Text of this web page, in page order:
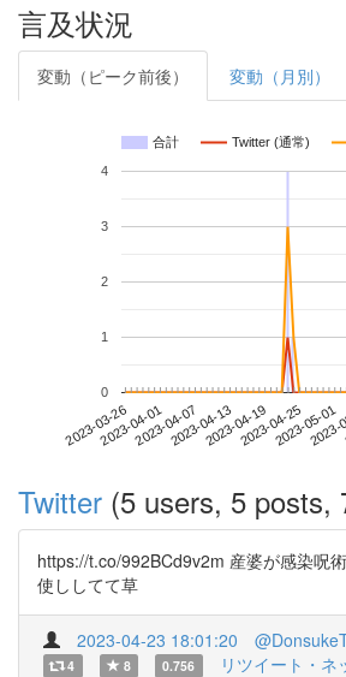
言及状況
変動（ピーク前後） 変動（月別）
合計 Twitter (通常)
2023-03-262023-04-012023-04-072023-04-132023-04-192023-04-252023-05-01
0
1
2
3
4
Twitter (5 users, 5 posts,
https://t.co/992BCd9v2m 産婆が感染呪
使ししてて草
2023-04-23 18:01:20
4 8 0.756 リツイート・ネ